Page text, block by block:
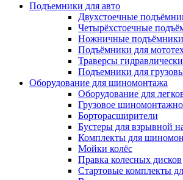
Подъемники для авто
Двухстоечные
Четырёхстоечные
Ножничные подъёмники
Подъёмники для
Траверсы
Подъемники для
Оборудование для шиномонтажа
Оборудование для
Грузовое
Борторасширители
Бустеры для взрывной
Комплекты для
Мойки колёс
Правка колесных дисков
Стартовые комплекты